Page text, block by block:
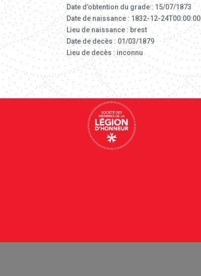
Date d’obtention du grade : 15/07/1873
Date de naissance : 1832-12-24T00:00:00
Lieu de naissance : brest
Date de decès : 01/03/1879
Lieu de decès : inconnu